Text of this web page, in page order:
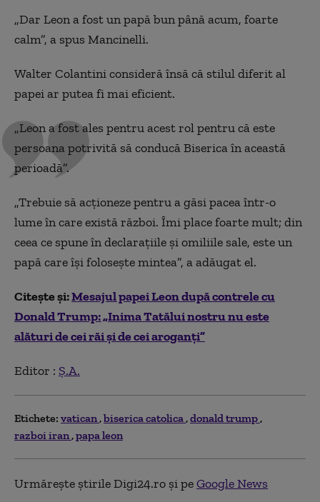
„Dar Leon a fost un papă bun până acum, foarte
calm”, a spus Mancinelli.
Walter Colantini consideră însă că stilul diferit al
papei ar putea fi mai eficient.
„Leon a fost ales pentru acest rol pentru că este
persoana potrivită să conducă Biserica în această
perioadă”.
„Trebuie să acționeze pentru a găsi pacea într-o
lume în care există război. Îmi place foarte mult; din
ceea ce spune în declarațiile și omiliile sale, este un
papă care își folosește mintea”, a adăugat el.
Citește și:Mesajul papei Leon după contrele cu
Donald Trump: „Inima Tatălui nostru nu este
alături de cei răi și de cei aroganți”
Editor : Ș.A.
Etichete: vatican biserica catolica donald trump
razboi iran papa leon
Urmărește știrile Digi24.ro și peGoogle News